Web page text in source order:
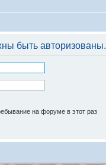
быть авторизованы.
на форуме в этот раз